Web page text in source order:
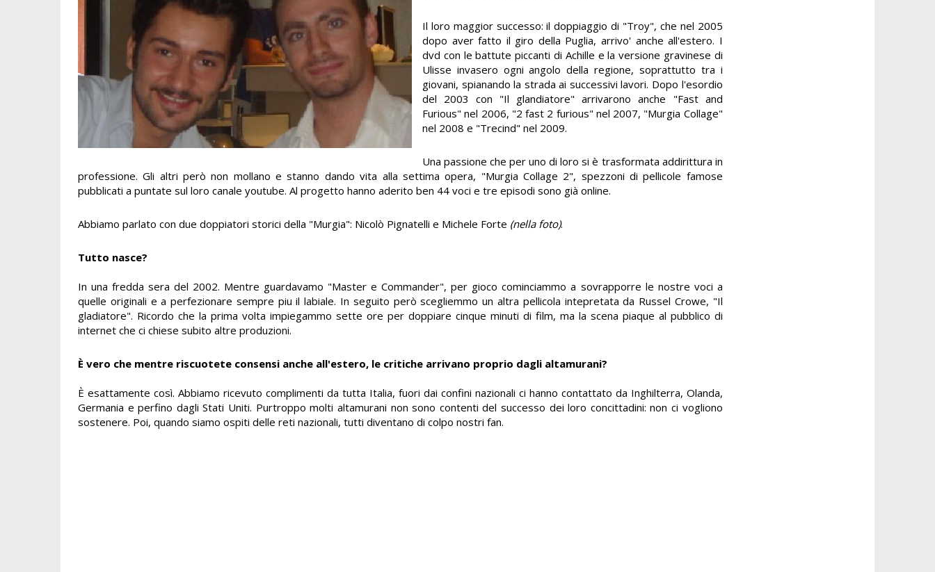
Il loro maggior successo: il doppiaggio di "Troy", che nel 2005
dopo aver fatto il giro della Puglia, arrivo' anche all'estero. I
dvd con le battute piccanti di Achille e la versione gravinese di
Ulisse invasero ogni angolo della regione, soprattutto tra i
giovani, spianando la strada ai successivi lavori. Dopo l'esordio
del 2003 con "Il glandiatore" arrivarono anche "Fast and
Furious" nel 2006, "2 fast 2 furious" nel 2007, "Murgia Collage"
nel 2008 e "Trecind" nel 2009.
Una passione che per uno di loro si è trasformata addirittura in
professione. Gli altri però non mollano e stanno dando vita alla settima opera, "Murgia Collage 2", spezzoni di pellicole famose
pubblicati a puntate sul loro canale youtube. Al progetto hanno aderito ben 44 voci e tre episodi sono già online.
Abbiamo parlato con due doppiatori storici della "Murgia": Nicolò Pignatelli e Michele Forte (nella foto).
Tutto nasce?
In una fredda sera del 2002. Mentre guardavamo "Master e Commander", per gioco cominciammo a sovrapporre le nostre voci a
quelle originali e a perfezionare sempre piu il labiale. In seguito però scegliemmo un altra pellicola intepretata da Russel Crowe, "Il
gladiatore". Ricordo che la prima volta impiegammo sette ore per doppiare cinque minuti di film, ma la scena piaque al pubblico di
internet che ci chiese subito altre produzioni.
È vero che mentre riscuotete consensi anche all'estero, le critiche arrivano proprio dagli altamurani?
È esattamente così. Abbiamo ricevuto complimenti da tutta Italia, fuori dai confini nazionali ci hanno contattato da Inghilterra, Olanda,
Germania e perfino dagli Stati Uniti. Purtroppo molti altamurani non sono contenti del successo dei loro concittadini: non ci vogliono
sostenere. Poi, quando siamo ospiti delle reti nazionali, tutti diventano di colpo nostri fan.